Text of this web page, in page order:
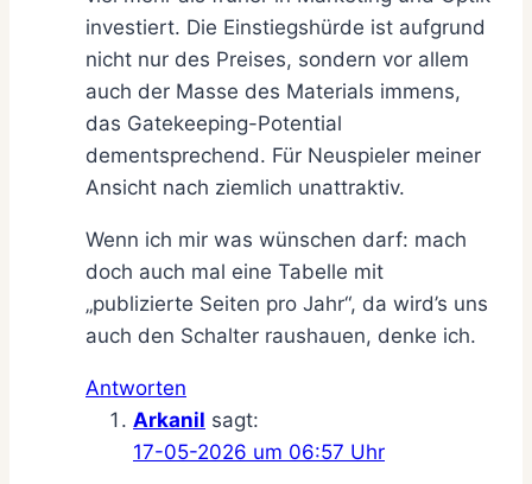
investiert. Die Einstiegshürde ist aufgrund
nicht nur des Preises, sondern vor allem
auch der Masse des Materials immens,
das Gatekeeping-Potential
dementsprechend. Für Neuspieler meiner
Ansicht nach ziemlich unattraktiv.
Wenn ich mir was wünschen darf: mach
doch auch mal eine Tabelle mit
„publizierte Seiten pro Jahr“, da wird’s uns
auch den Schalter raushauen, denke ich.
Antworten
Arkanil sagt:
17-05-2026 um 06:57 Uhr